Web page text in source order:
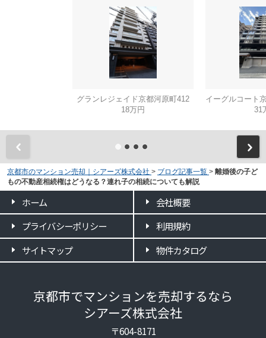
グランレジェイド京都河原町412
18万円
31
京都市のマンション売却｜シアーズ株式会社 > ブログ記事一覧 > 離婚後の子ど
もの不動産相続権はどうなる？連れ子の相続についても解説
ホーム
会社概要
プライバシーポリシー
利用規約
サイトマップ
物件カタログ
京都市でマンションを売却するなら
シアーズ株式会社
〒604-8171